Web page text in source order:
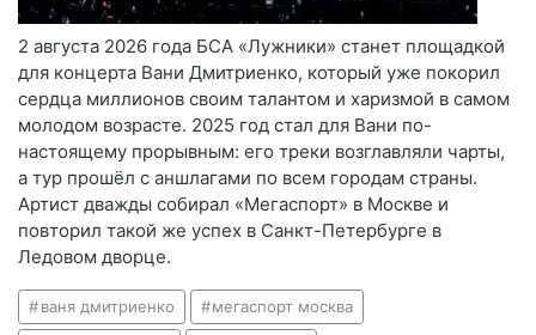
2 августа 2026 года БСА «Лужники» станет площадкой
для концерта Вани Дмитриенко, который уже покорил
сердца миллионов своим талантом и харизмой в самом
молодом возрасте. 2025 год стал для Вани по-
настоящему прорывным: его треки возглавляли чарты,
а тур прошёл с аншлагами по всем городам страны.
Артист дважды собирал «Мегаспорт» в Москве и
повторил такой же успех в Санкт-Петербурге в
Ледовом дворце.
ваня дмитриенко мегаспорт москва